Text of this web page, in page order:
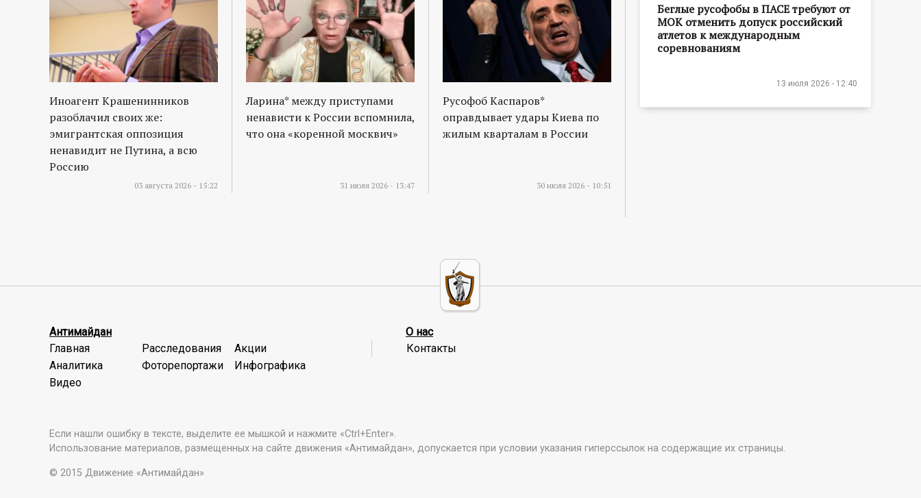
Иноагент Крашенинников
разоблачил своих же:
эмигрантская оппозиция
ненавидит не Путина, а всю
Россию
03 августа 2026 - 15:22
Ларина* между приступами
ненависти к России вспомнила,
что она «коренной москвич»
31 июля 2026 - 13:47
Русофоб Каспаров*
оправдывает удары Киева по
жилым кварталам в России
30 июля 2026 - 10:51
Беглые русофобы в ПАСЕ требуют от
МОК отменить допуск российский
атлетов к международным
соревнованиям
13 июля 2026 - 12:40
Антимайдан
Главная
Расследования
Акции
Аналитика
Фоторепортажи
Инфографика
Видео
О нас
Контакты
Если нашли ошибку в тексте, выделите ее мышкой и нажмите «Ctrl+Enter».
Использование материалов, размещенных на сайте движения «Антимайдан», допускается при условии указания гиперссылок на содержащие их страницы.
© 2015 Движение «Антимайдан»